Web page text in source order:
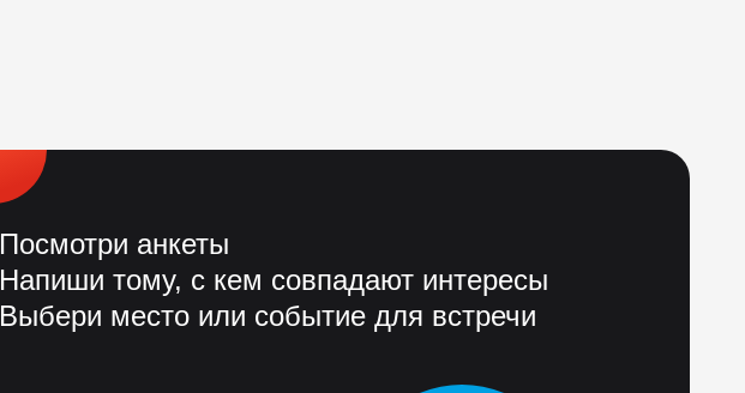
Посмотри анкеты
Напиши тому, с кем совпадают интересы
Выбери место или событие для встречи